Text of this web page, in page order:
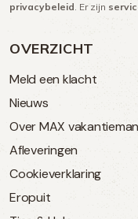
OVERZICHT
Meld een klacht
Nieuws
Over MAX vakantieman
Afleveringen
Cookieverklaring
Eropuit
privacybeleid. Er zijn